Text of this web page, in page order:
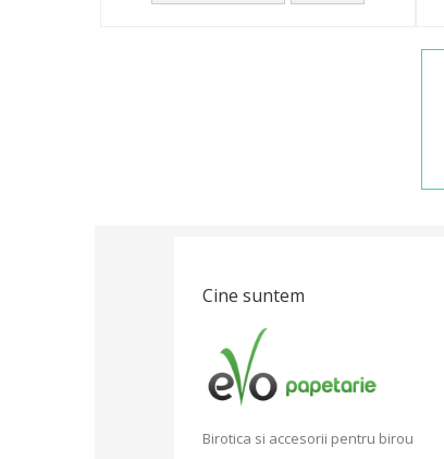
Cine suntem
Birotica si accesorii pentru birou